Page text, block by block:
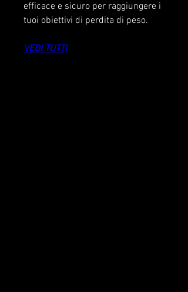
efficace e sicuro per raggiungere i
tuoi obiettivi di perdita di peso.
VEDI TUTTI